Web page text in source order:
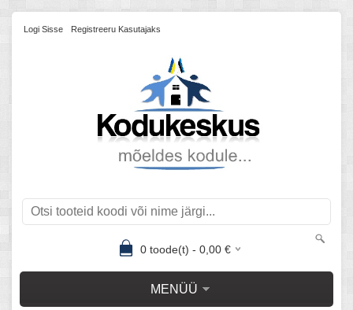
Logi Sisse Registreeru Kasutajaks
0toode(t) - 0,00€
MENÜÜ